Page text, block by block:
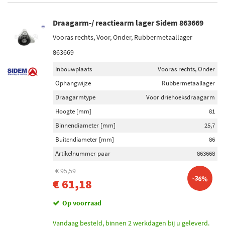
Draagarm-/ reactiearm lager Sidem 863669
Vooras rechts, Voor, Onder, Rubbermetaallager
863669
Inbouwplaats
Vooras rechts, Onder
Ophangwijze
Rubbermetaallager
Draagarmtype
Voor driehoeksdraagarm
Hoogte [mm]
81
Binnendiameter [mm]
25,7
Buitendiameter [mm]
86
Artikelnummer paar
863668
€ 95,59
€ 61,18 -36%
Op voorraad
Vandaag besteld, binnen 2 werkdagen bij u geleverd.